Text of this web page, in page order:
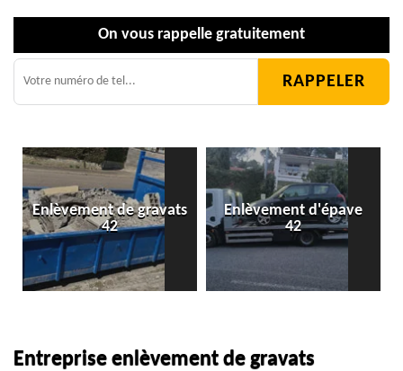
On vous rappelle gratuitement
Enlèvement de gravats
42
Enlèvement d'épave
42
Entreprise enlèvement de gravats